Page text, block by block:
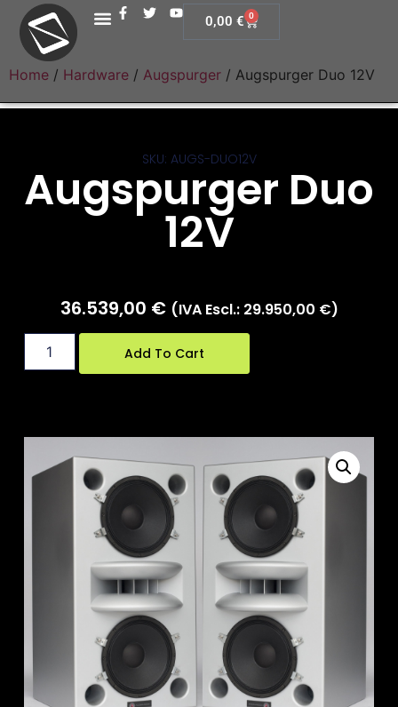
0,00 € 0
Home / Hardware / Augspurger / Augspurger Duo 12V
SKU: AUGS-DUO12V
Augspurger Duo
12V
36.539,00 € (IVA Escl.: 29.950,00 €)
Add To Cart